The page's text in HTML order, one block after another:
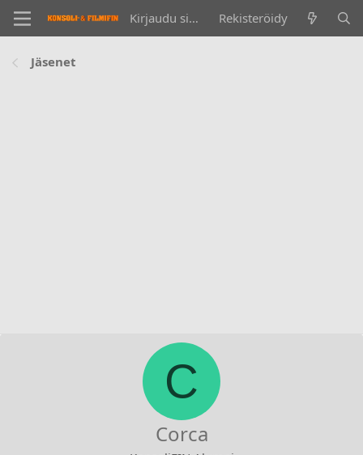
Kirjaudu sisään Rekisteröidy
Jäsenet
C
Corca